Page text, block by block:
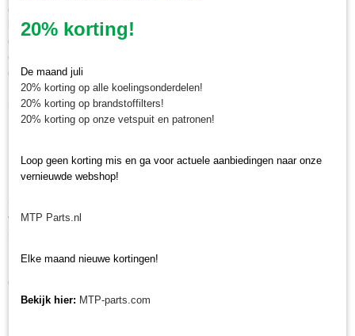
onze mini tractor specialisten. Wanneer u een gloei-/startschakelaar Iseki
bij ons bestelt voor 12.00 uur, en deze is op voorraad, wordt hij dezelfde
dag nog verzonden. Naast pakketbezorging kunt u ook uw bestelling in
ons magazijn in Olst afhalen. Wij zijn van maandag tot en met vrijdag
geopend voor afhalen van minitractor onderdelen van 8.30 tot 16.30 uur.
Maakt u hiervoor eerst een afspraak via whatsapp 0630381824 of per e-
mail info@minitractorparts.nl, dan zijn wij u graag van dienst.
minitrekker onderdelen!
verkopen deze onderdelen met als specialisme de Japanse
Minitractorparts.nl heeft een groot assortiment onderdelen, waaronder
deze schakelaar, voor uw Iseki TS 1610, TS 1910, TS 2202, TX 1000, TX
1300, TX 1500, TX 145, TX 155, TX 1410, TX 1510, TX 2140, TX 2160.
20% korting!
De maand juli
20% korting op alle koelingsonderdelen!
20% korting op brandstoffilters!
20% korting op onze vetspuit en patronen!
Loop geen korting mis en ga voor actuele aanbiedingen naar onze
vernieuwde webshop!
MTP Parts.nl
Elke maand nieuwe kortingen!
Bekijk hier: MTP-parts.com